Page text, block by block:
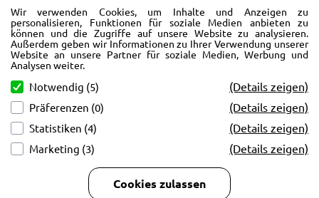
Wir verwenden Cookies, um Inhalte und Anzeigen zu
personalisieren, Funktionen für soziale Medien anbieten zu
können und die Zugriffe auf unsere Website zu analysieren.
Außerdem geben wir Informationen zu Ihrer Verwendung unserer
Website an unsere Partner für soziale Medien, Werbung und
Analysen weiter.
Notwendig (5) (Details zeigen)
Präferenzen (0) (Details zeigen)
Statistiken (4) (Details zeigen)
Marketing (3) (Details zeigen)
Cookies zulassen
bieten Ihnen Kompletträder und Reifen für die Automarken Ford, Land
Rover, Range Rover, Volvo, Peugeot, Jaguar und Citroen. Hier in Passau
schlägt unser Herz rund um’s Auto. Wir bieten Ihnen Beratung,
Werkstatt, Service und natürlich Verkauf. Wollen Sie erstmal in Ruhe
von der Couch aus unsere Räder und Merchandise Artikel durchstöbern
und Ihre neuen Räder betrachten? Oder doch lieber eine Volvo Jacke
kaufen? Von Ford bis Volvo, wir bieten Ihnen tolle Fotos mit allen Infos
und schnellen Kontakt zum AutoShop Wimmer. Schreiben Sie eine Mail,